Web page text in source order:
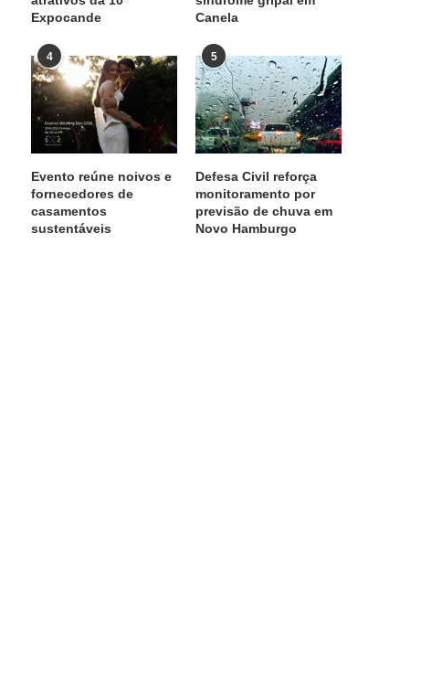
Expocande
Canela
4
Evento reúne noivos e
fornecedores de
casamentos
sustentáveis
5
Defesa Civil reforça
monitoramento por
previsão de chuva em
Novo Hamburgo